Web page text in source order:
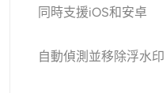
同時支援iOS和安卓
自動偵測並移除浮水印